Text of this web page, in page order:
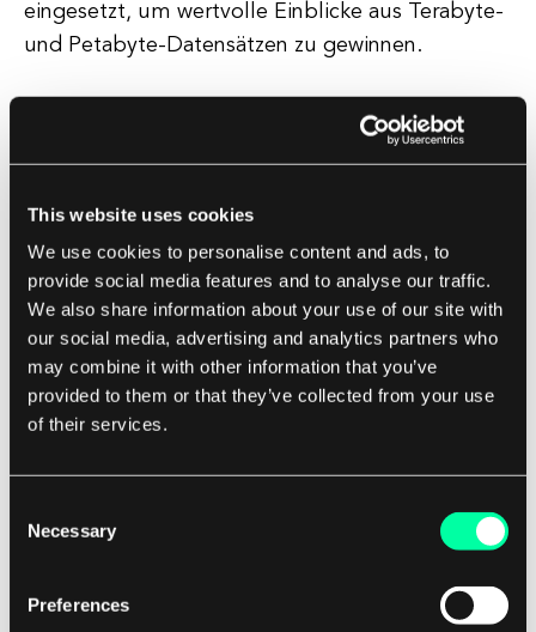
This website uses cookies
We use cookies to personalise content and ads, to
provide social media features and to analyse our traffic.
We also share information about your use of our site with
our social media, advertising and analytics partners who
may combine it with other information that you’ve
provided to them or that they’ve collected from your use
of their services.
Selection
Necessary
Preferences
eingesetzt, um wertvolle Einblicke aus Terabyte-
und Petabyte-Datensätzen zu gewinnen.
Dies kann die Verwendung von Machine-Learning-
Algorithmen, Datenabruftechniken und anderen
beinhalten, um Muster, Trends und Korrelationen
innerhalb der Daten aufzudecken. Darüber
hinaus erfordert das Datenhandling in diesen
Maßstäben auch robuste
Datenmanagementpraktiken, um die
Datenintegrität, Sicherheit und die Einhaltung
von Vorschriften sicherzustellen.
Dazu gehört die Implementierung von
Datenbackup- und Katastrophenschutzlösungen,
Datenverschlüsselung, Zugangskontrollen und
Informationen zu schützen und